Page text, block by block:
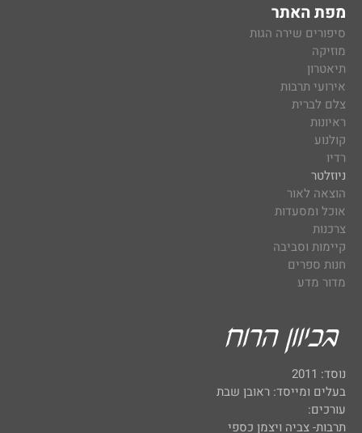
מפת האתר
סיפורים שירה הגות
מוזיקה
תיאטרון
אירועי תרבות
צלם לברית
ראיונות
קולנוע
רדיו
ניוזלטר
הוצאה לאור
אוכל ומסעדות
צרכנות
קיימות וסביבה
חנות ספרים
מדור מדע
נוסד: 2011
בעלים ומייסד: ראובן שבת
עורכים:
תרבות- צביה ויצמן כספי